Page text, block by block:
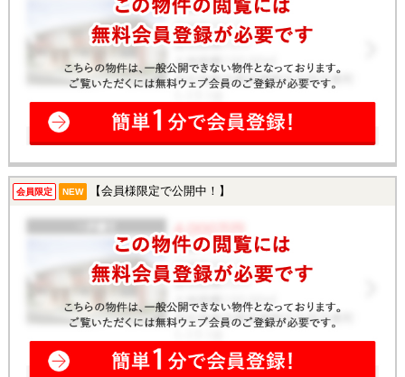
会員限定 NEW 【会員様限定で公開中！】